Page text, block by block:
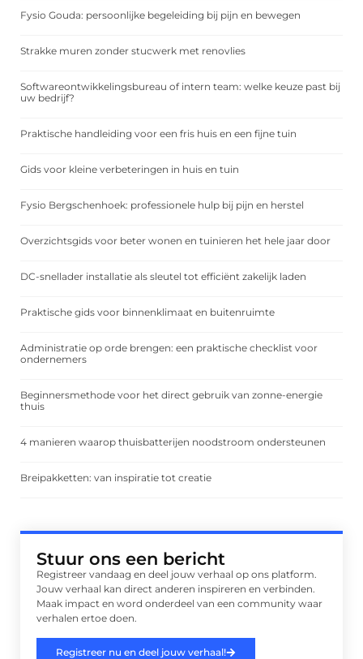
Fysio Gouda: persoonlijke begeleiding bij pijn en bewegen
Strakke muren zonder stucwerk met renovlies
Softwareontwikkelingsbureau of intern team: welke keuze past bij
uw bedrijf?
Praktische handleiding voor een fris huis en een fijne tuin
Gids voor kleine verbeteringen in huis en tuin
Fysio Bergschenhoek: professionele hulp bij pijn en herstel
Overzichtsgids voor beter wonen en tuinieren het hele jaar door
DC-snellader installatie als sleutel tot efficiënt zakelijk laden
Praktische gids voor binnenklimaat en buitenruimte
Administratie op orde brengen: een praktische checklist voor
ondernemers
Beginnersmethode voor het direct gebruik van zonne-energie
thuis
4 manieren waarop thuisbatterijen noodstroom ondersteunen
Breipakketten: van inspiratie tot creatie
Stuur ons een bericht
Registreer vandaag en deel jouw verhaal op ons platform.
Jouw verhaal kan direct anderen inspireren en verbinden.
Maak impact en word onderdeel van een community waar
verhalen ertoe doen.
Registreer nu en deel jouw verhaal!